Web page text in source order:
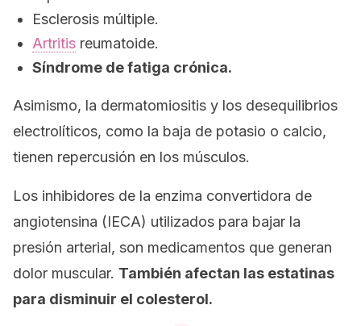
Esclerosis múltiple.
Artritis reumatoide.
Síndrome de fatiga crónica.
Asimismo, la dermatomiositis y los desequilibrios
electrolíticos, como la baja de potasio o calcio,
tienen repercusión en los músculos.
Los inhibidores de la enzima convertidora de
angiotensina (IECA) utilizados para bajar la
presión arterial, son medicamentos que generan
dolor muscular. También afectan las estatinas
para disminuir el colesterol.